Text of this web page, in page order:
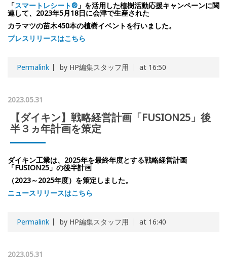
「スマートレシート® 」を活用した植樹活動応援キャンペーンに関
連して、2023年5月18日に会津で生産された
カラマツの苗木450本の植樹イベントを行いました。
プレスリリースはこちら
Permalink by HP編集スタッフ用 at 16:50
2023.05.31
【ダイキン】戦略経営計画「FUSION25」後
半３ヵ年計画を策定
ダイキン工業は、2025年を最終年度とする戦略経営計画
「FUSION25」の後半計画
（2023～2025年度）を策定しました。
ニュースリリースはこちら
Permalink by HP編集スタッフ用 at 16:40
2023.05.31